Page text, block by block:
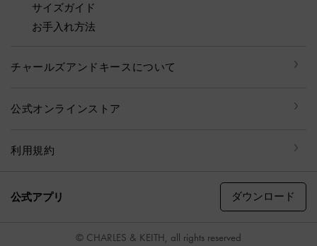
サイズガイド
お手入れ方法
チャールズアンドキースについて
公式オンラインストア
利用規約
公式アプリ ダウンロード
© CHARLES & KEITH, all rights reserved